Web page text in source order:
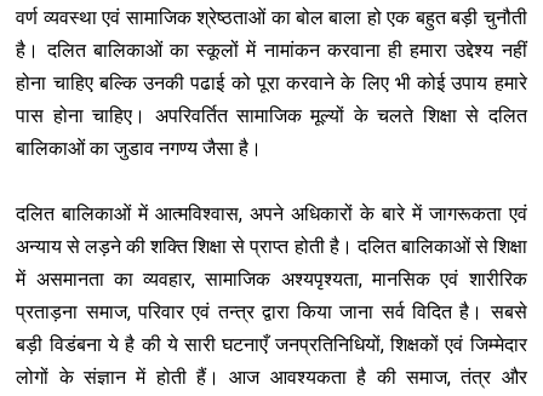
वर्ण व्यवस्था एवं सामाजिक श्रेष्ठताओं का बोल बाला हो एक बहुत बड़ी चुनौती
है। दलित बालिकाओं का स्कूलों में नामांकन करवाना ही हमारा उद्देश्य नहीं
होना चाहिए बल्कि उनकी पढाई को पूरा करवाने के लिए भी कोई उपाय हमारे
पास होना चाहिए। अपरिवर्तित सामाजिक मूल्यों के चलते शिक्षा से दलित
बालिकाओं का जुडाव नगण्य जैसा है।
दलित बालिकाओं में आत्मविश्वास, अपने अधिकारों के बारे में जागरूकता एवं
अन्याय से लड़ने की शक्ति शिक्षा से प्राप्त होती है। दलित बालिकाओं से शिक्षा
में असमानता का व्यवहार, सामाजिक अश्यपृश्यता, मानसिक एवं शारीरिक
प्रताड़ना समाज, परिवार एवं तन्त्र द्वारा किया जाना सर्व विदित है। सबसे
बड़ी विडंबना ये है की ये सारी घटनाएँ जनप्रतिनिधियों, शिक्षकों एवं जिम्मेदार
लोगों के संज्ञान में होती हैं। आज आवश्यकता है की समाज, तंत्र और